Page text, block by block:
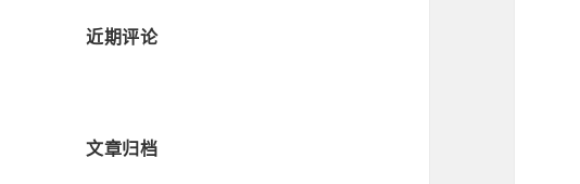
近期评论
文章归档